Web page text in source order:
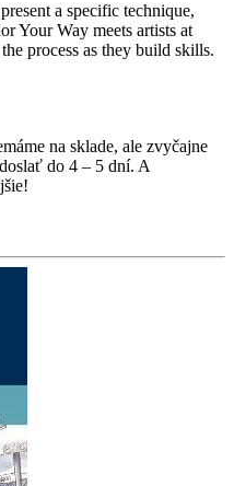
a specific technique,
Your Way meets artists at
process as they build skills.
na sklade, ale zvyčajne
do 4 – 5 dní. A